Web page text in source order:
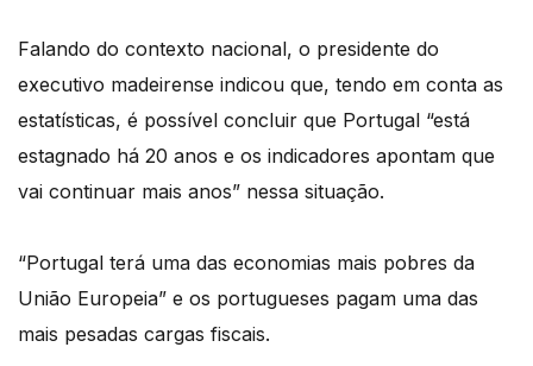
Falando do contexto nacional, o presidente do
executivo madeirense indicou que, tendo em conta as
estatísticas, é possível concluir que Portugal “está
estagnado há 20 anos e os indicadores apontam que
vai continuar mais anos” nessa situação.
“Portugal terá uma das economias mais pobres da
União Europeia” e os portugueses pagam uma das
mais pesadas cargas fiscais.